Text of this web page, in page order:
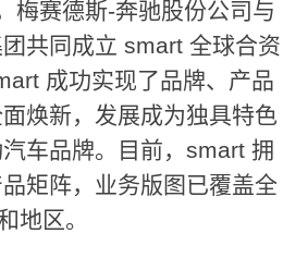
梅赛德斯-奔驰股份公司与
共同成立 smart 全球合资
成功实现了品牌、产品
焕新，发展成为独具特色
车品牌。目前，smart 拥
矩阵，业务版图已覆盖全
地区。